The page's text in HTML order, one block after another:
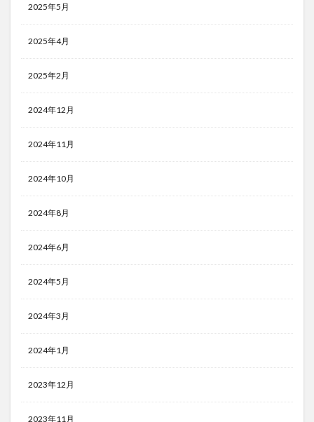
2025年5月
2025年4月
2025年2月
2024年12月
2024年11月
2024年10月
2024年8月
2024年6月
2024年5月
2024年3月
2024年1月
2023年12月
2023年11月